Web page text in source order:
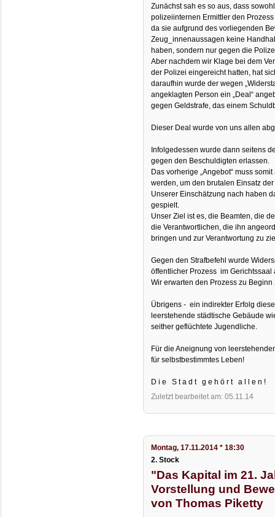
Zunächst sah es so aus, dass
polizeiinternen Ermittler den
da sie aufgrund des vorliegenden
Zeug_innenaussagen keine
haben, sondern nur gegen die
Aber nachdem wir Klage bei dem
der Polizei eingereicht hatten, hat
daraufhin wurde der wegen
angeklagten Person ein „Deal“
gegen Geldstrafe, das einem
Dieser Deal wurde von uns allen
Infolgedessen wurde dann seitens
gegen den Beschuldigten erlassen.
Das vorherige „Angebot“ muss
werden, um den brutalen Einsatz
Unserer Einschätzung nach haben
gespielt.
Unser Ziel ist es, die Beamten, die
die Verantwortlichen, die ihn
bringen und zur Verantwortung zu
Gegen den Strafbefehl wurde
öffentlicher Prozess im
Wir erwarten den Prozess zu Beginn
Übrigens - ein indirekter Erfolg
leerstehende städtische Gebäude
seither geflüchtete Jugendliche.
Für die Aneignung von
für selbstbestimmtes Leben!
D i e S t a d t g e h ö r t a l l e n !
Zuletzt bearbeitet am: 05.11.14
Montag, 17.11.2014 * 18:30
2. Stock
"Das Kapital im 21.
Vorstellung und
von Thomas Piketty